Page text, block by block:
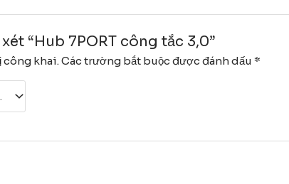
“Hub 7PORT công tắc 3,0”
công khai.Các trường bắt buộc được đánh dấu *